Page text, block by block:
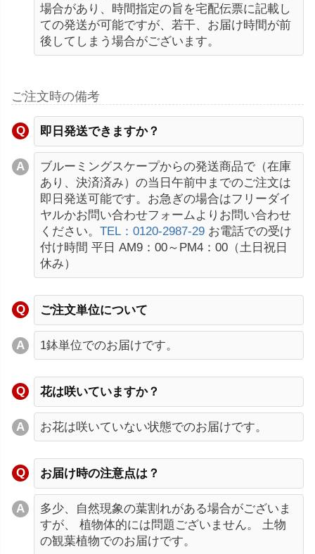
場合があり、時間指定の旨を宅配伝票に記載し
ての発送が可能ですが、若干、お届け時間が前
後してしまう場合がございます。
ご注文時の備考
即日発送できますか？
ブルーミングスケープからの発送商品で（在庫
あり、決済済み）の当日午前中までのご注文は
即日発送可能です。お急ぎの場合はフリーダイ
ヤルかお問い合わせフォームよりお問い合わせ
ください。 TEL：0120-2987-29 お電話での受け
付け時間 平日 AM9：00～PM4：00（土日祝日
休み）
ご注文単位について
1鉢単位でのお届けです。
花は咲いていますか？
お花は咲いていない状態でのお届けです。
お届け時の注意点は？
多少、自然現象の葉割れがある場合がございま
すが、 植物体的には問題ございません。 土物
の観葉植物でのお届けです。